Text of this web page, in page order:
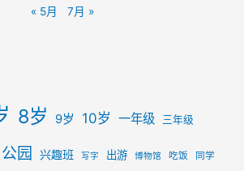
« 5月 7月 »
8岁 9岁 10岁 一年级 三年级
公园 兴趣班 写字 出游 博物馆 吃饭 同学